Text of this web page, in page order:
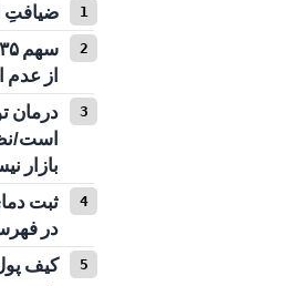
ضیافتِ
از عدم
درمان
است/
بازار
در
کیف